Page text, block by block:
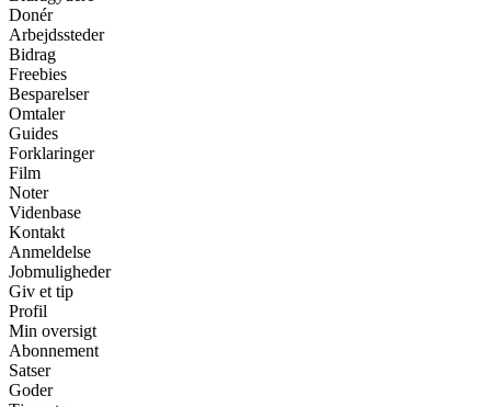
Donér
Arbejdssteder
Bidrag
Freebies
Besparelser
Omtaler
Guides
Forklaringer
Film
Noter
Videnbase
Kontakt
Anmeldelse
Jobmuligheder
Giv et tip
Profil
Min oversigt
Abonnement
Satser
Goder